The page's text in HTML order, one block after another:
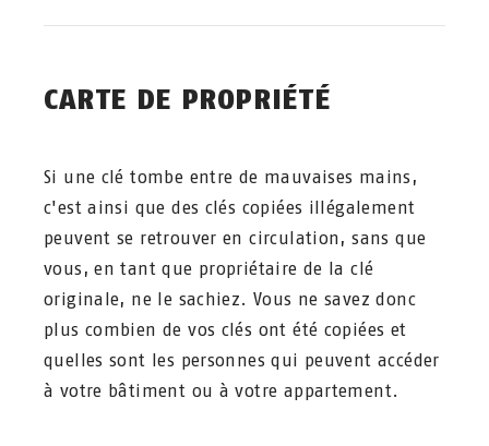
CARTE DE PROPRIÉTÉ
Si une clé tombe entre de mauvaises mains,
c'est ainsi que des clés copiées illégalement
peuvent se retrouver en circulation, sans que
vous, en tant que propriétaire de la clé
originale, ne le sachiez. Vous ne savez donc
plus combien de vos clés ont été copiées et
quelles sont les personnes qui peuvent accéder
à votre bâtiment ou à votre appartement.